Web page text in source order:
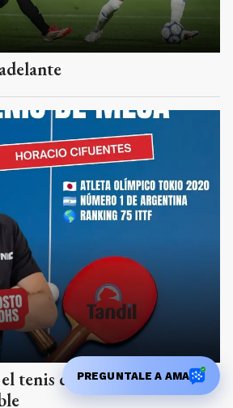
tenis de mesa tiene una
PREGUNTALE A AMA